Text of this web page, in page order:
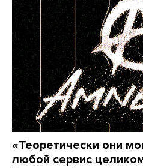
«Теоретически они
любой сервис